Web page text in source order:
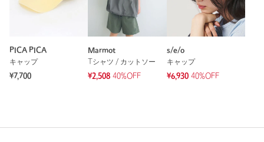
PICA PICA
キャップ
¥7,700
Marmot
Tシャツ / カットソー
¥2,508 40%OFF
s/e/o
キャップ
¥6,930 40%OFF